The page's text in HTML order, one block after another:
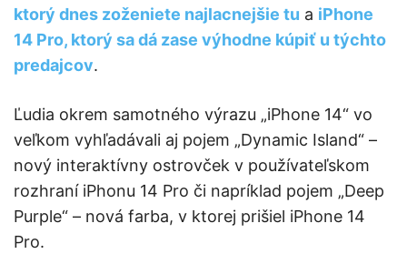
ktorý dnes zoženiete najlacnejšie tu a iPhone
14 Pro, ktorý sa dá zase výhodne kúpiť u týchto
predajcov.
Ľudia okrem samotného výrazu „iPhone 14“ vo
veľkom vyhľadávali aj pojem „Dynamic Island“ –
nový interaktívny ostrovček v používateľskom
rozhraní iPhonu 14 Pro či napríklad pojem „Deep
Purple“ – nová farba, v ktorej prišiel iPhone 14
Pro.